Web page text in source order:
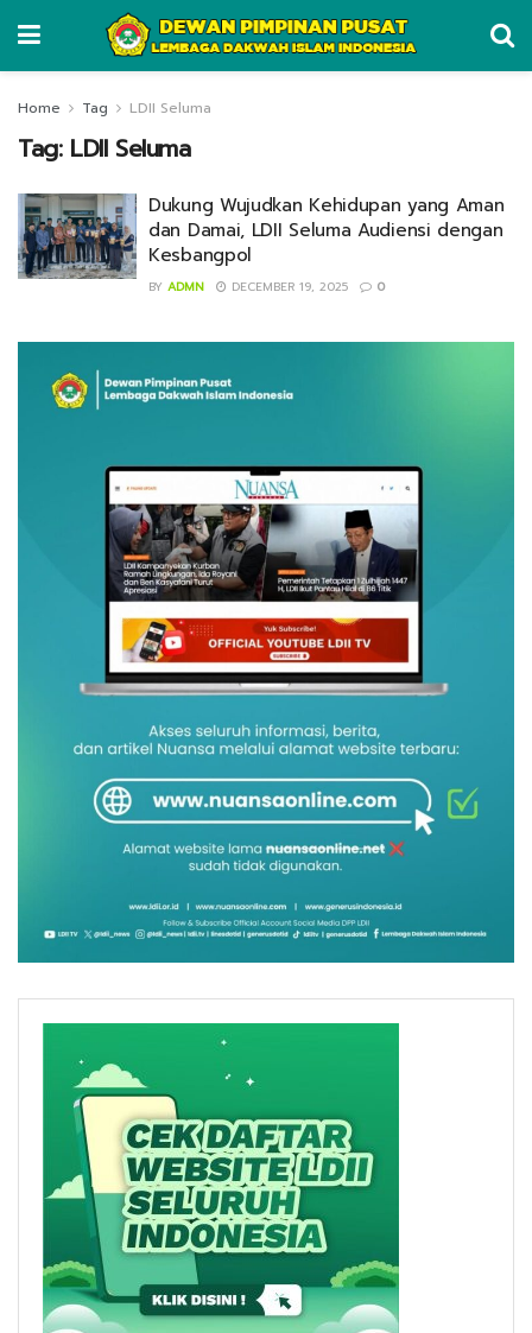
Home Tag LDII Seluma
Tag: LDII Seluma
Dukung Wujudkan Kehidupan yang Aman
dan Damai, LDII Seluma Audiensi dengan
Kesbangpol
BY ADMN DECEMBER 19, 2025 0